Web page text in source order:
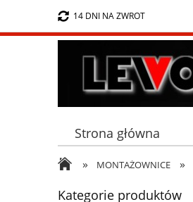
14 DNI NA ZWROT
Strona główna
» MONTAŻOWNICE »
Kategorie produktów